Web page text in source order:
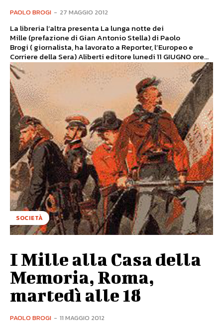
PAOLO BROGI - 27 MAGGIO 2012
La libreria l’altra presenta La lunga notte dei
Mille (prefazione di Gian Antonio Stella) di Paolo
Brogi ( giornalista, ha lavorato a Reporter, l’Europeo e
Corriere della Sera) Aliberti editore lunedi 11 GIUGNO ore...
SOCIETÀ
I Mille alla Casa della
Memoria, Roma,
martedì alle 18
PAOLO BROGI - 11 MAGGIO 2012